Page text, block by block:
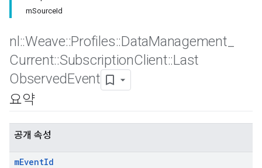
mSourceId
nl ::Weave::Profiles::DataManagement
Current::SubscriptionClient::Last
ObservedEvent
요약
공개 속성
mEventId